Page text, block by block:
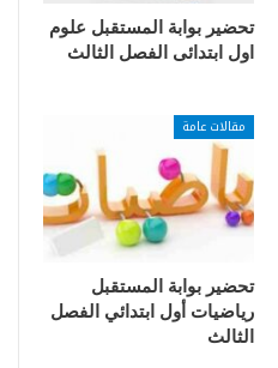
تحضير بوابة المستقبل علوم
اول ابتدائى الفصل الثالث
مقالات عامة
تحضير بوابة المستقبل
رياضيات أول ابتدائي الفصل
الثالث